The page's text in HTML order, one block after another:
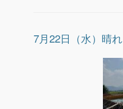
7月22日（水）晴れ